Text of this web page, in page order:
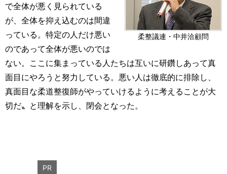
柔整議連・中井洽顧問
で全体が悪く見られている
が、全体を抑え込むのは間違
っている。特定の人だけ悪い
のであって全体が悪いのでは
ない。ここに集まっている人たちは互いに研鑽しあって真
面目にやろうと努力している。悪い人は徹底的に排除し、
真面目な柔道整復師がやっていけるように考えることが大
切だ〟と理解を示し、閉会となった。
PR